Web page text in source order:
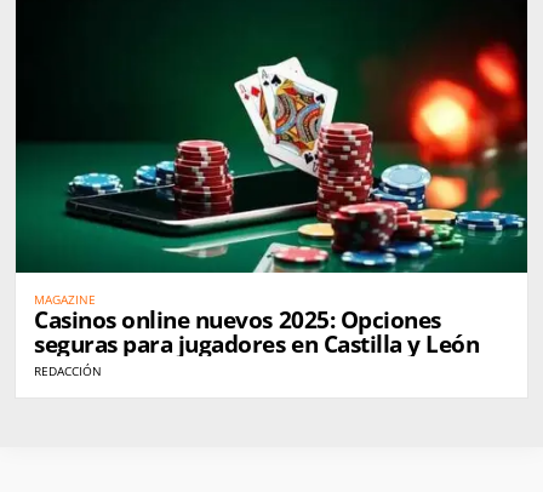
MAGAZINE
Casinos online nuevos 2025: Opciones
seguras para jugadores en Castilla y León
REDACCIÓN